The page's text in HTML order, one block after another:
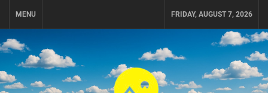
MENU FRIDAY, AUGUST 7, 2026